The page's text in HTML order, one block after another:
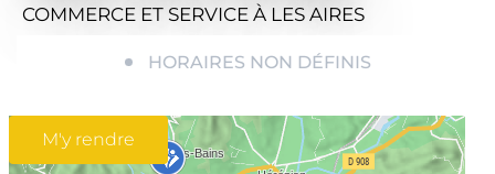
COMMERCE ET SERVICE À LES AIRES
HORAIRES NON DÉFINIS
M'y rendre